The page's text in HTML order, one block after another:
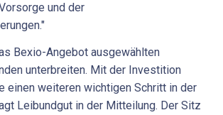
und der
Bexio-Angebot ausgewählten
unterbreiten. Mit der Investition
einen weiteren wichtigen Schritt in der
Leibundgut in der Mitteilung. Der Sitz